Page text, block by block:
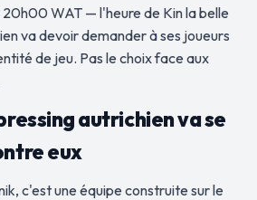
20h00 WAT — l'heure de Kin la belle
va devoir demander à ses joueurs
de jeu. Pas le choix face aux
autrichien va se
eux
c'est une équipe construite sur le